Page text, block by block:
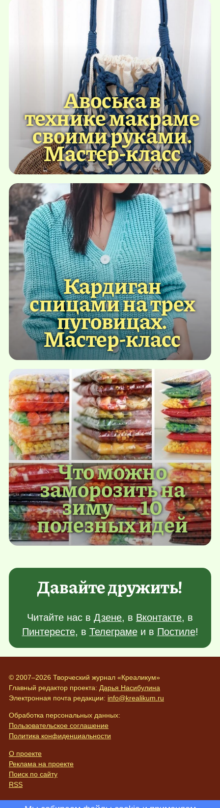
Авоська в
технике макраме
своими руками.
Мастер-класс
Кардиган
спицами на трех
пуговицах.
Мастер-класс
Что можно
заморозить на
зиму — 10
полезных идей
Давайте дружить!
Читайте нас в Дзене, в Вконтакте, в
Пинтересте, в Телеграмеи в Постиле!
© 2007–2026 Творческий журнал «Креаликум»
Главный редактор проекта: Дарья Насибулина
Электронная почта редакции: info@krealikum.ru
Обработка персональных данных:
Пользовательское соглашение
Политика конфиденциальности
О проекте
Реклама на проекте
Поиск по сайту
RSS